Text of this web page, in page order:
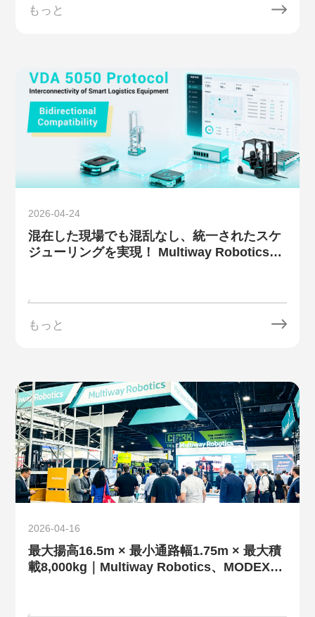
もっと
2026-04-24
混在した現場でも混乱なし、統一されたスケ
ジューリングを実現！ Multiway Roboticsの
もっと
2026-04-16
最大揚高16.5m × 最小通路幅1.75m × 最大積
載8,000kg｜Multiway Robotics、MODEX